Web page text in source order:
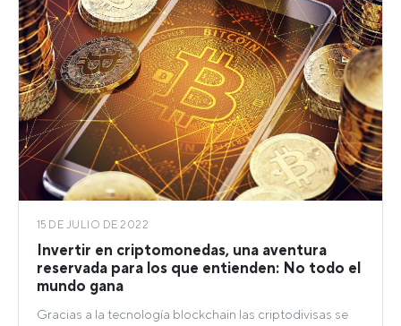
15 DE JULIO DE 2022
Invertir en criptomonedas, una aventura
reservada para los que entienden: No todo el
mundo gana
Gracias a la tecnología blockchain las criptodivisas se